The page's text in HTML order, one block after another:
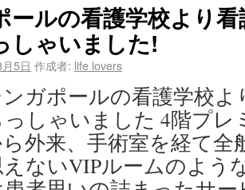
ールの看護学校より
しゃいました!
5日 作成者: life lovers
ガポールの看護学校
しゃいました 4階プレ
外来、手術室を経て
ないVIPルームのよう